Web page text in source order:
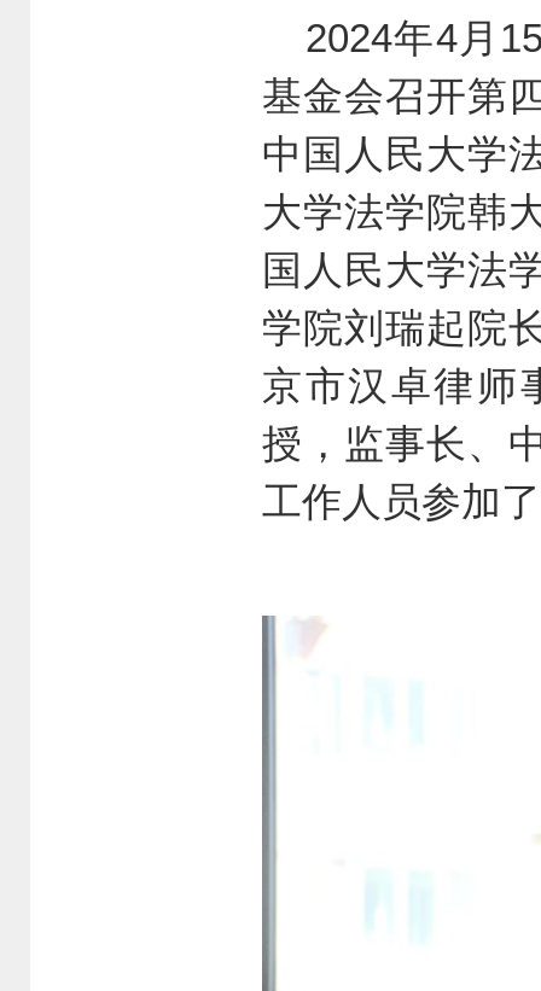
2024年4月
基金会召开第
中国人民大学
大学法学院韩
国人民大学法
学院刘瑞起院
京市汉卓律师
授，监事长、
工作人员参加